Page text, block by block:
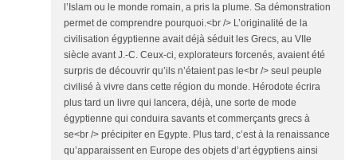
l’Islam ou le monde romain, a pris la plume. Sa démonstration
permet de comprendre pourquoi.<br /> L’originalité de la
civilisation égyptienne avait déjà séduit les Grecs, au VIIe
siècle avant J.-C. Ceux-ci, explorateurs forcenés, avaient été
surpris de découvrir qu’ils n’étaient pas le<br /> seul peuple
civilisé à vivre dans cette région du monde. Hérodote écrira
plus tard un livre qui lancera, déjà, une sorte de mode
égyptienne qui conduira savants et commerçants grecs à
se<br /> précipiter en Egypte. Plus tard, c’est à la renaissance
qu’apparaissent en Europe des objets d’art égyptiens ainsi